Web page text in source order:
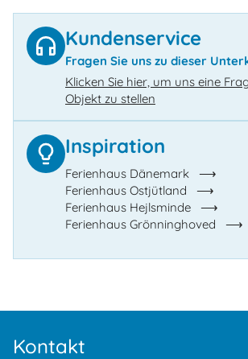
Kundenservice
Fragen Sie uns zu dieser
Klicken Sie hier, um uns eine
Objekt zu stellen
Inspiration
Ferienhaus Dänemark
Ferienhaus Ostjütland
Ferienhaus Hejlsminde
Ferienhaus Grönninghoved
Kontakt